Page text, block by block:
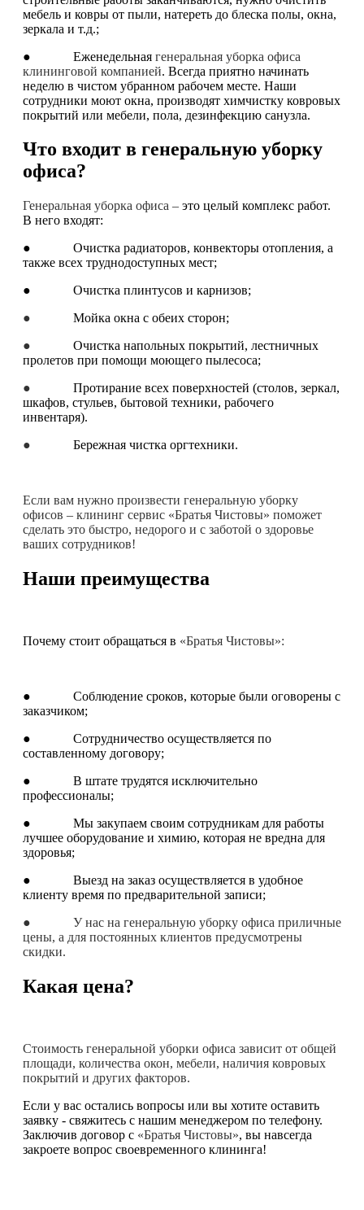
мебель и ковры от пыли, натереть до блеска полы, окна,
зеркала и т.д.;
● Еженедельная генеральная уборка офиса
клининговой компанией. Всегда приятно начинать
неделю в чистом убранном рабочем месте. Наши
сотрудники моют окна, производят химчистку ковровых
покрытий или мебели, пола, дезинфекцию санузла.
Что входит в генеральную уборку
офиса?
Генеральная уборка офиса – это целый комплекс работ.
В него входят:
● Очистка радиаторов, конвекторы отопления, а
также всех труднодоступных мест;
● Очистка плинтусов и карнизов;
● Мойка окна с обеих сторон;
● Очистка напольных покрытий, лестничных
пролетов при помощи моющего пылесоса;
● Протирание всех поверхностей (столов, зеркал,
шкафов, стульев, бытовой техники, рабочего
инвентаря).
● Бережная чистка оргтехники.
Если вам нужно произвести генеральную уборку
офисов – клининг сервис «Братья Чистовы» поможет
сделать это быстро, недорого и с заботой о здоровье
ваших сотрудников!
Наши преимущества
Почему стоит обращаться в «Братья Чистовы»:
● Соблюдение сроков, которые были оговорены с
заказчиком;
● Сотрудничество осуществляется по
составленному договору;
● В штате трудятся исключительно
профессионалы;
● Мы закупаем своим сотрудникам для работы
лучшее оборудование и химию, которая не вредна для
здоровья;
● Выезд на заказ осуществляется в удобное
клиенту время по предварительной записи;
● У нас на генеральную уборку офиса приличные
цены, а для постоянных клиентов предусмотрены
скидки.
Какая цена?
Стоимость генеральной уборки офиса зависит от общей
площади, количества окон, мебели, наличия ковровых
покрытий и других факторов.
Если у вас остались вопросы или вы хотите оставить
заявку - свяжитесь с нашим менеджером по телефону.
Заключив договор с «Братья Чистовы», вы навсегда
закроете вопрос своевременного клининга!